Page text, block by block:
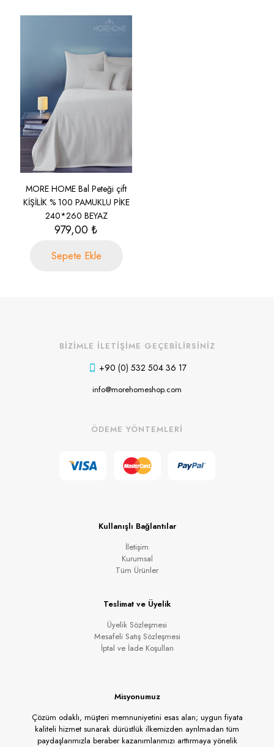
MORE HOME Bal Peteği çift
KİŞİLİK % 100 PAMUKLU PİKE
240*260 BEYAZ
979,00₺
Sepete Ekle
BİZİMLE İLETİŞİME GEÇEBİLİRSİNİZ
+90 (0) 532 504 36 17
info@morehomeshop.com
ÖDEME YÖNTEMLERİ
Kullanışlı Bağlantılar
İletişim
Kurumsal
Tüm Ürünler
Teslimat ve Üyelik
Üyelik Sözleşmesi
Mesafeli Satış Sözleşmesi
İptal ve İade Koşulları
Misyonumuz
Çözüm odaklı, müşteri memnuniyetini esas alan; uygun fiyata
kaliteli hizmet sunarak dürüstlük ilkemizden ayrılmadan tüm
paydaşlarımızla beraber kazanımlarımızı arttırmaya yönelik